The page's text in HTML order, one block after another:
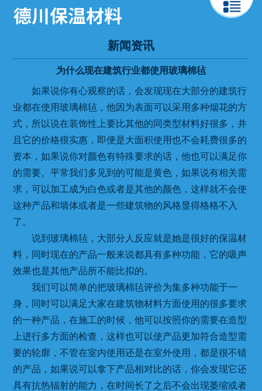
新闻资讯
为什么现在建筑行业都使用玻璃棉毡
如果说你有心观察的话，会发现现在大部分的建筑行
业都在使用玻璃棉毡，他因为表面可以采用多种烟花的方
式，所以说在装饰性上要比其他的同类型材料好很多，并
且它的价格很实惠，即便是大面积使用也不会耗费很多的
资本，如果说你对颜色有特殊要求的话，他也可以满足你
的需要。平常我们多见到的可能是黄色，如果说有相关需
求，可以加工成为白色或者是其他的颜色，这样就不会使
这种产品和墙体或者是一些建筑物的风格显得格格不入
了。
说到玻璃棉毡，大部分人反应就是她是很好的保温材
料，同时现在的产品一般来说都具有多种功能，它的吸声
效果也是其他产品所不能比拟的。
我们可以简单的把玻璃棉毡评价为集多种功能于一
身，同时可以满足大家在建筑物材料方面使用的很多要求
的一种产品，在施工的时候，他可以按照你的需要在造型
上进行多方面的检查，这样也可以使产品更加符合造型需
要的轮廓，不管在室内使用还是在室外使用，都是很不错
的产品，如果说可以拿下产品相对比的话，你会发现它还
具有抗热辐射的能力，在时间长了之后不会出现萎缩或者